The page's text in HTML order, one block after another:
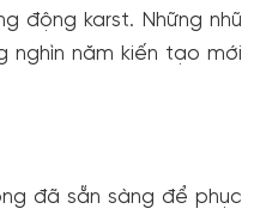
động karst. Những nhũ
nghìn năm kiến tạo mới
đã sẵn sàng để phục